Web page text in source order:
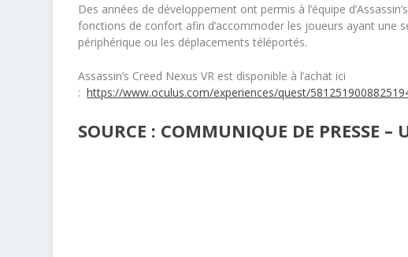
Des années de développement ont permis à l’équipe
fonctions de confort afin d’accommoder les joueurs ayant une
périphérique ou les déplacements téléportés.
Assassin’s Creed Nexus VR est disponible à l’achat ici
:https://www.oculus.com/experiences/quest/
SOURCE : COMMUNIQUE DE PRESSE –